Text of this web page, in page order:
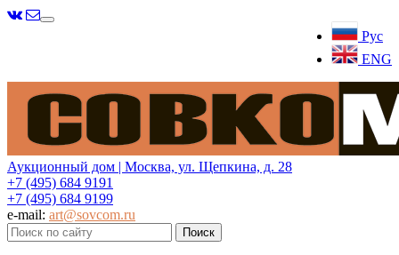
Рус
ENG
Меню
Аукционный дом | Москва, ул. Щепкина, д. 28
+7 (495) 684 9191
+7 (495) 684 9199
e-mail: art@sovcom.ru